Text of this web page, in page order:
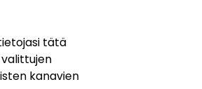
tätä
kanavien